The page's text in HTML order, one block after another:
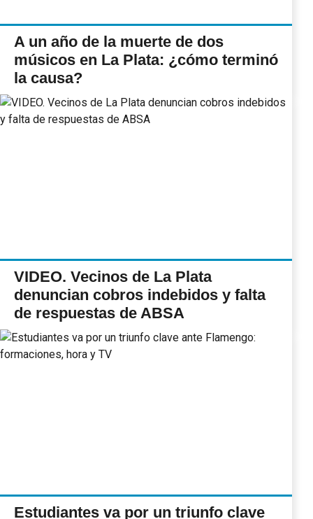
A un año de la muerte de dos
músicos en La Plata: ¿cómo terminó
la causa?
VIDEO. Vecinos de La Plata
denuncian cobros indebidos y falta
de respuestas de ABSA
Estudiantes va por un triunfo clave